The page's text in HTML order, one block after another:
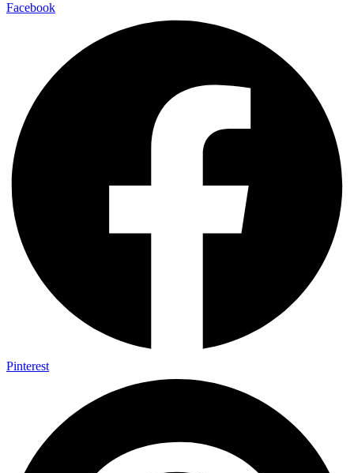
Facebook
Pinterest